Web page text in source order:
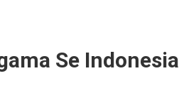
Se Indonesia